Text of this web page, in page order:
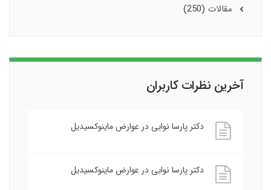
مقالات (250)
آخرین نظرات کاربران
دکتر پارسا نواییدر عوارض ماینوکسیدیل
دکتر پارسا نواییدر عوارض ماینوکسیدیل